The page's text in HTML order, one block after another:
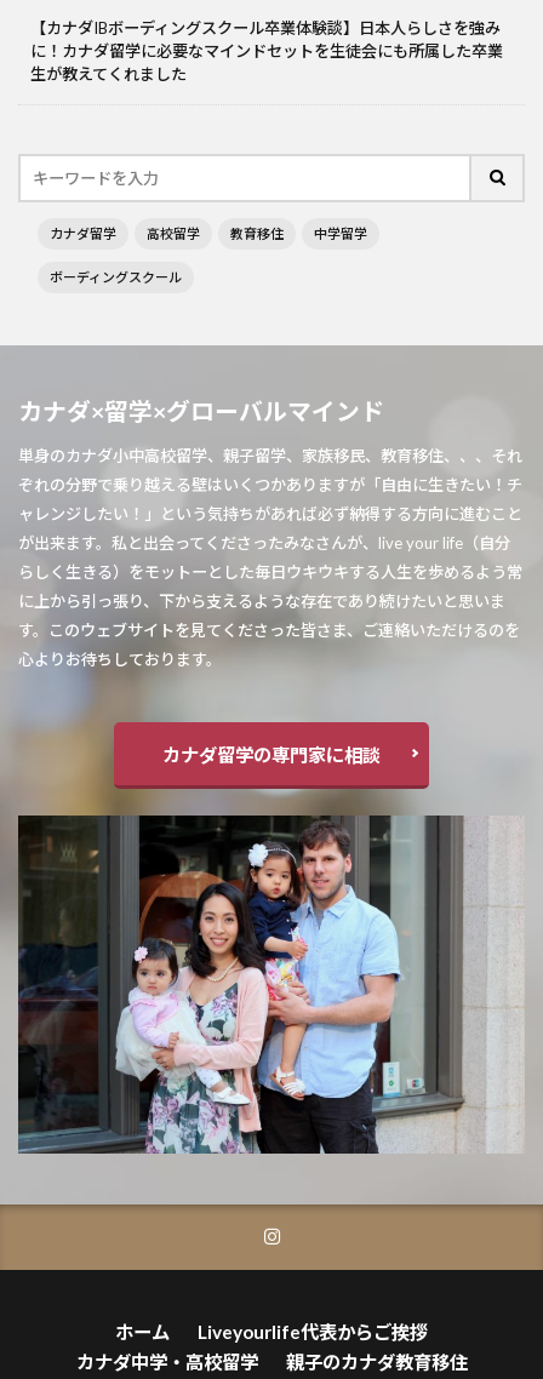
【カナダIBボーディングスクール卒業体験談】日本人らしさを強み
に！カナダ留学に必要なマインドセットを生徒会にも所属した卒業
生が教えてくれました
カナダ留学 高校留学 教育移住 中学留学
ボーディングスクール
カナダ×留学×グローバルマインド
単身のカナダ小中高校留学、親子留学、家族移民、教育移住、、、それ
ぞれの分野で乗り越える壁はいくつかありますが「自由に生きたい！チ
ャレンジしたい！」という気持ちがあれば必ず納得する方向に進むこと
が出来ます。私と出会ってくださったみなさんが、live your life（自分
らしく生きる）をモットーとした毎日ウキウキする人生を歩めるよう常
に上から引っ張り、下から支えるような存在であり続けたいと思いま
す。このウェブサイトを見てくださった皆さま、ご連絡いただけるのを
心よりお待ちしております。
カナダ留学の専門家に相談
ホーム
Liveyourlife代表からご挨拶
カナダ中学・高校留学
親子のカナダ教育移住